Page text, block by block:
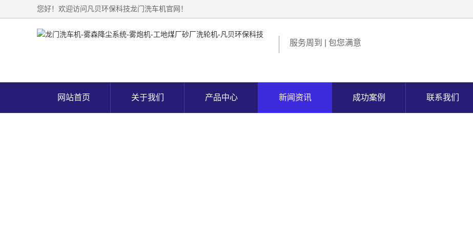
您好！欢迎访问凡贝环保科技龙门洗车机官网！
服务周到 | 包您满意
网站首页 关于我们 产品中心 新闻资讯 成功案例 联系我们